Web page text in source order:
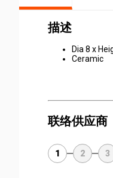
描述
Dia 8 x
Ceramic
联络供应商
1 2 3